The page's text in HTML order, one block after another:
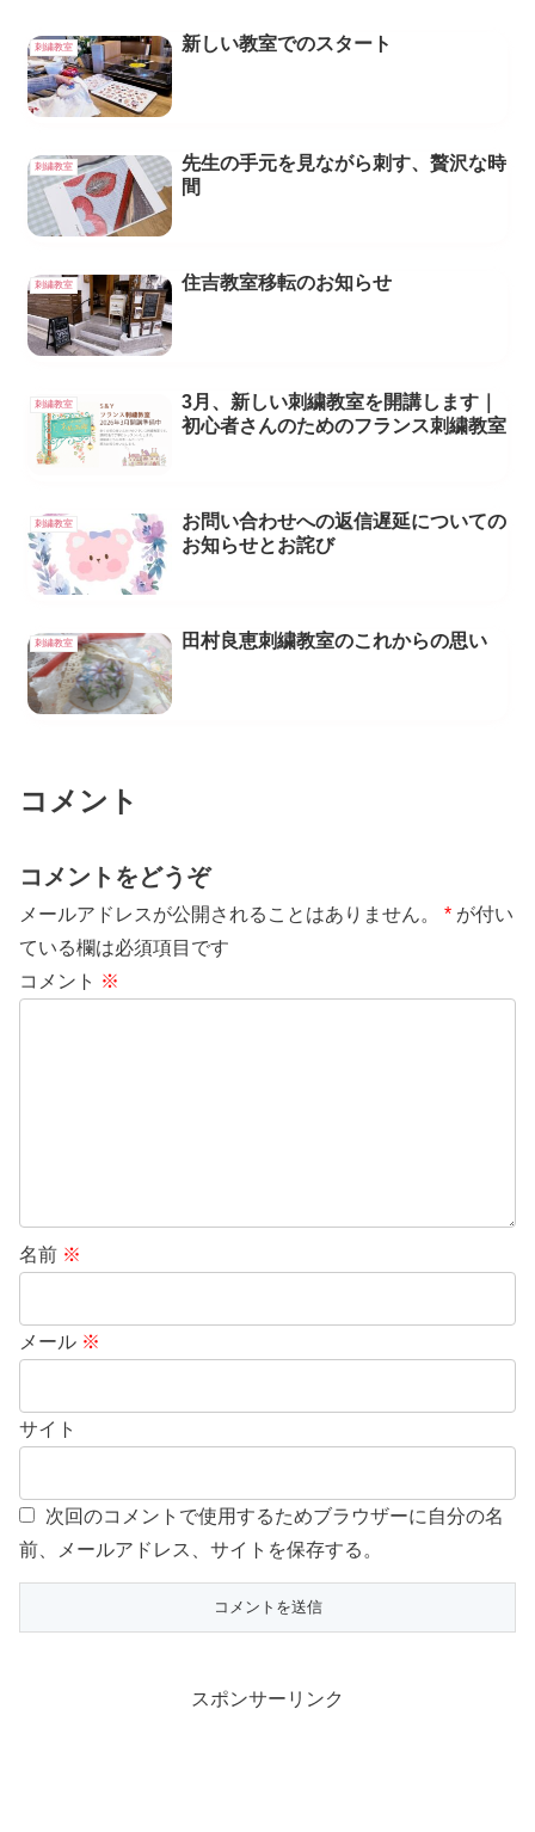
刺繍教室 新しい教室でのスタート
刺繍教室
先生の手元を見ながら刺す、贅沢な時
間
刺繍教室 住吉教室移転のお知らせ
刺繍教室
3月、新しい刺繍教室を開講します｜
初心者さんのためのフランス刺繍教室
刺繍教室
お問い合わせへの返信遅延についての
お知らせとお詫び
刺繍教室 田村良恵刺繍教室のこれからの思い
コメント
コメントをどうぞ
メールアドレスが公開されることはありません。 * が付い
ている欄は必須項目です
コメント ※
名前 ※
メール ※
サイト
次回のコメントで使用するためブラウザーに自分の名
前、メールアドレス、サイトを保存する。
スポンサーリンク